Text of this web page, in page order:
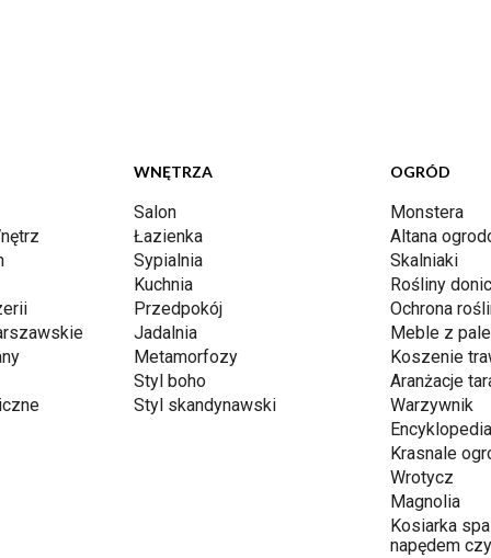
WNĘTRZA
Salon
Łazienka
Sypialnia
Kuchnia
Przedpokój
Jadalnia
Metamorfozy
Styl boho
Styl skandynawski
OGRÓD
Monstera
Altana
Skalniaki
Rośliny
Ochrona
Meble z
Koszenie
Aranżacje
Warzywnik
Krasnale
Wrotycz
Magnolia
Kosiarka
napędem